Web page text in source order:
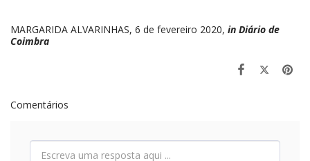
MARGARIDA ALVARINHAS, 6 de fevereiro 2020, in Diário de
Coimbra
Comentários